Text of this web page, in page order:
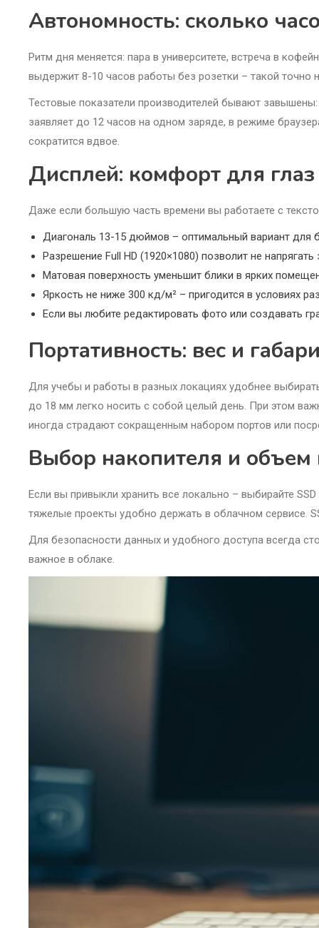
Автономность: сколько
Ритм дня меняется: пара в университете, встреча в
выдержит 8-10 часов работы без розетки – такой точно
Тестовые показатели производителей бывают
заявляет до 12 часов на одном заряде, в режиме
сократится вдвое.
Дисплей: комфорт для
Даже если большую часть времени вы работаете с
Диагональ 13-15 дюймов – оптимальный вариант
Разрешение Full HD (1920×1080) позволит не
Матовая поверхность уменьшит блики в ярких
Яркость не ниже 300 кд/м² – пригодится в условиях
Если вы любите редактировать фото или создавать
Портативность: вес и
Для учебы и работы в разных локациях удобнее
до 18 мм легко носить с собой целый день. При этом
иногда страдают сокращенным набором портов или
Выбор накопителя и объем
Если вы привыкли хранить все локально – выбирайте
тяжелые проекты удобно держать в облачном сервисе.
Для безопасности данных и удобного доступа всегда
важное в облаке.